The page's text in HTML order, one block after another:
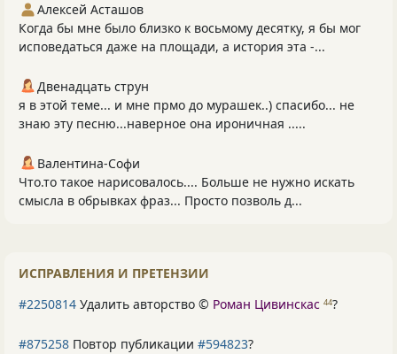
Алексей Асташов
Когда бы мне было близко к восьмому десятку, я бы мог
исповедаться даже на площади, а история эта -...
Двенадцать струн
я в этой теме... и мне прмо до мурашек..) спасибо... не
знаю эту песню...наверное она ироничная .....
Валентина-Софи
Что.то такое нарисовалось.... Больше не нужно искать
смысла в обрывках фраз... Просто позволь д...
ИСПРАВЛЕНИЯ И ПРЕТЕНЗИИ
#2250814 Удалить авторство © Роман Цивинскас 44?
#875258 Повтор публикации #594823?